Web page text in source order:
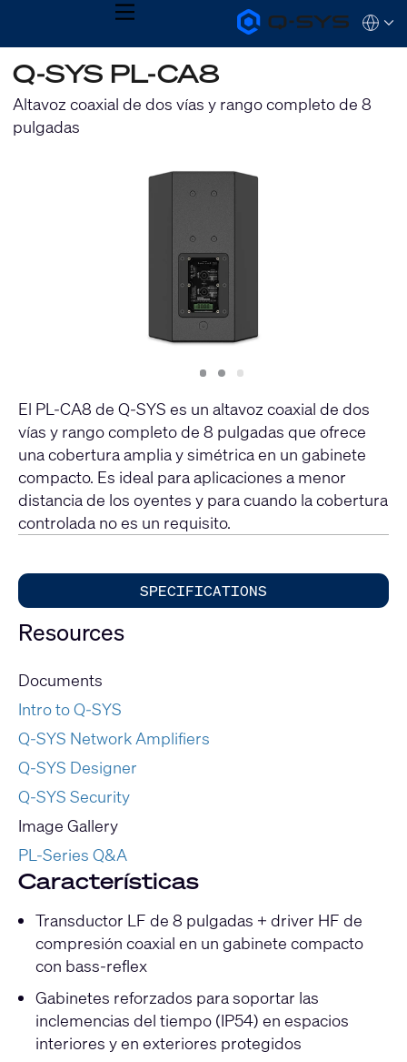
Q-
SYS
MENU
QSYS.com (English)
India (English)
Deutsch
Español
Français
Q-SYS PL-CA8
Altavoz coaxial de dos vías y rango completo de 8
pulgadas
Slide
1 Slide
2 Slide
3
El PL-CA8 de Q-SYS es un altavoz coaxial de dos
vías y rango completo de 8 pulgadas que ofrece
una cobertura amplia y simétrica en un gabinete
compacto. Es ideal para aplicaciones a menor
distancia de los oyentes y para cuando la cobertura
controlada no es un requisito.
SPECIFICATIONS
Resources
Documents
Intro to Q-SYS
Q-SYS Network Amplifiers
Q-SYS Designer
Q-SYS Security
Image Gallery
PL-Series Q&A
Características
Transductor LF de 8 pulgadas + driver HF de
compresión coaxial en un gabinete compacto
con bass-reflex
Gabinetes reforzados para soportar las
inclemencias del tiempo (IP54) en espacios
interiores y en exteriores protegidos